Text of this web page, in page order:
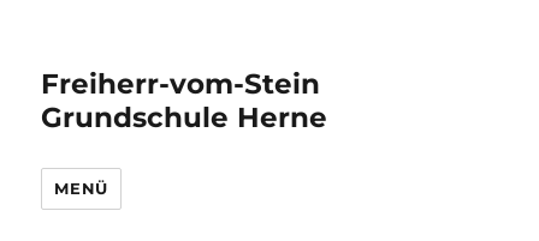
Freiherr-vom-Stein
Grundschule Herne
MENÜ